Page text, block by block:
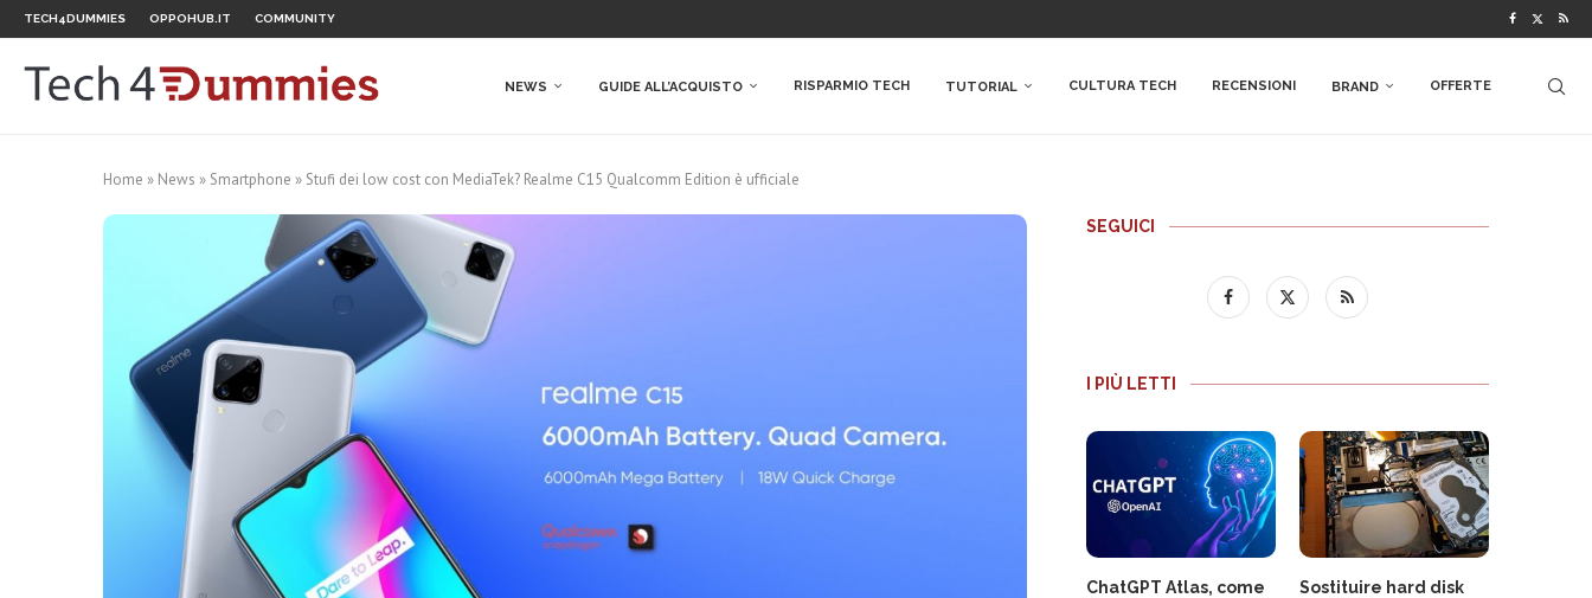
TECH4DUMMIES OPPOHUB.IT COMMUNITY
NEWS GUIDE ALL’ACQUISTO RISPARMIO TECH TUTORIAL CULTURA TECH RECENSIONI BRAND OFFERTE
Home » News » Smartphone » Stufi dei low cost con MediaTek? Realme C15 Qualcomm Edition è ufficiale
SEGUICI
I PIÙ LETTI
ChatGPT Atlas, come
Sostituire hard disk